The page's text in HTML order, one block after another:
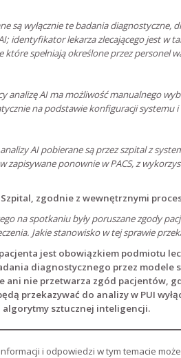
są wyłącznie te badania diagnostyczne,
identyfikator lekarza zlecającego jest w
które spełniają określone przez personel
analizę AI ma możliwość manualnego
na podstawie konfiguracji systemu i
AI pobierane są przez szpital z
zapisywane ponownie w PACS, z
zgodnie z wewnętrznymi
na spotkaniu były poruszane zgody
Jakie stanowisko w tej sprawie
jest obowiązkiem podmiotu
diagnostycznego przez
ani nie przetwarza zgód pacjentów,
przekazywać do analizy w PUI
algorytmy sztucznej inteligencji.
i odpowiedzi w tym temacie